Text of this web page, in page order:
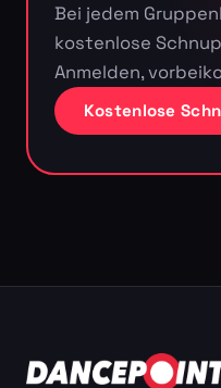
Bei jedem
kostenlose
Anmelden,
Kostenlose